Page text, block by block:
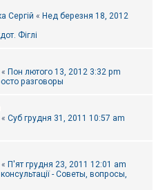
Сергій « Нед березня 18, 2012
Фіглі
« Пон лютого 13, 2012 3:32 pm
разговоры
« Суб грудня 31, 2011 10:57 am
« П'ят грудня 23, 2011 12:01 am
- Советы, вопросы,